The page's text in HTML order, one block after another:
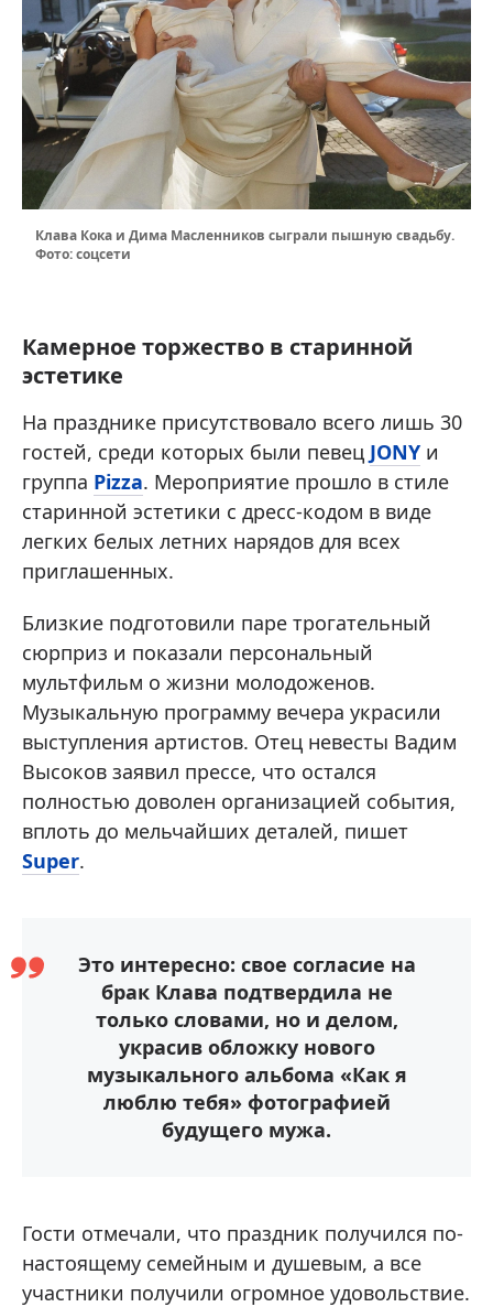
Клава Кока и Дима Масленников сыграли пышную свадьбу.
Фото: соцсети
Камерное торжество в старинной
эстетике
На празднике присутствовало всего лишь 30
гостей, среди которых были певец JONY и
группа Pizza. Мероприятие прошло в стиле
старинной эстетики с дресс-кодом в виде
легких белых летних нарядов для всех
приглашенных.
Близкие подготовили паре трогательный
сюрприз и показали персональный
мультфильм о жизни молодоженов.
Музыкальную программу вечера украсили
выступления артистов. Отец невесты Вадим
Высоков заявил прессе, что остался
полностью доволен организацией события,
вплоть до мельчайших деталей, пишет
Super.
Это интересно: свое согласие на
брак Клава подтвердила не
только словами, но и делом,
украсив обложку нового
музыкального альбома «Как я
люблю тебя» фотографией
будущего мужа.
Гости отмечали, что праздник получился по-
настоящему семейным и душевым, а все
участники получили огромное удовольствие.